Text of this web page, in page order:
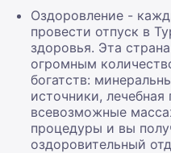
Оздоровление -
провести отпуск в
здоровья. Эта
огромным
богатств:
источники,
всевозможные
процедуры и вы
оздоровительный